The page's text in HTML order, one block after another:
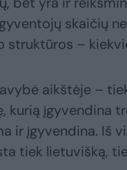
skaičių
struktūros –
aikštėje –
kurią įgyvendina
ir įgyvendina. Iš
tiek lietuvišką,